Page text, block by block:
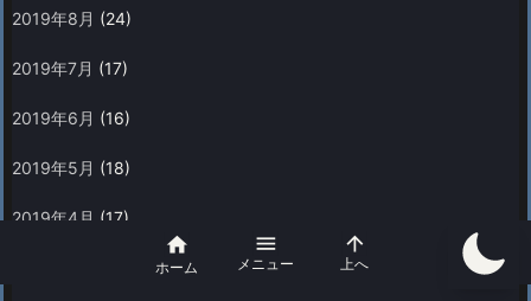
2019年8月 (24)
2019年7月 (17)
2019年6月 (16)
2019年5月 (18)
2019年4月 (17)

ホーム

メニュー

上へ